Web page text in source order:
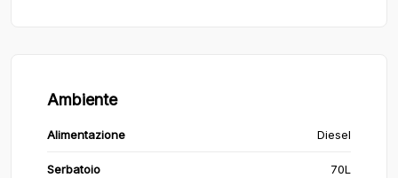
Ambiente
Alimentazione Diesel
Serbatoio 70L